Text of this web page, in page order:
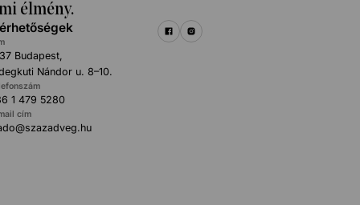
élmény.
Budapest,
Nándor u. 8–10.
1 479 5280
cím